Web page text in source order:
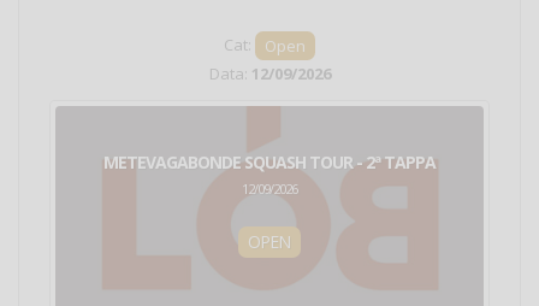
Cat:
Open
Data: 12/09/2026
METEVAGABONDE SQUASH TOUR - 2ª TAPPA
12/09/2026
OPEN